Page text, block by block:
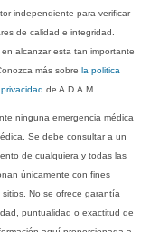
independiente para verificar
de calidad e integridad.
alcanzar esta tan importante
más sobrela politica
de A.D.A.M.
ninguna emergencia médica
Se debe consultar a un
de cualquiera y todas las
únicamente con fines
No se ofrece garantía
puntualidad o exactitud de